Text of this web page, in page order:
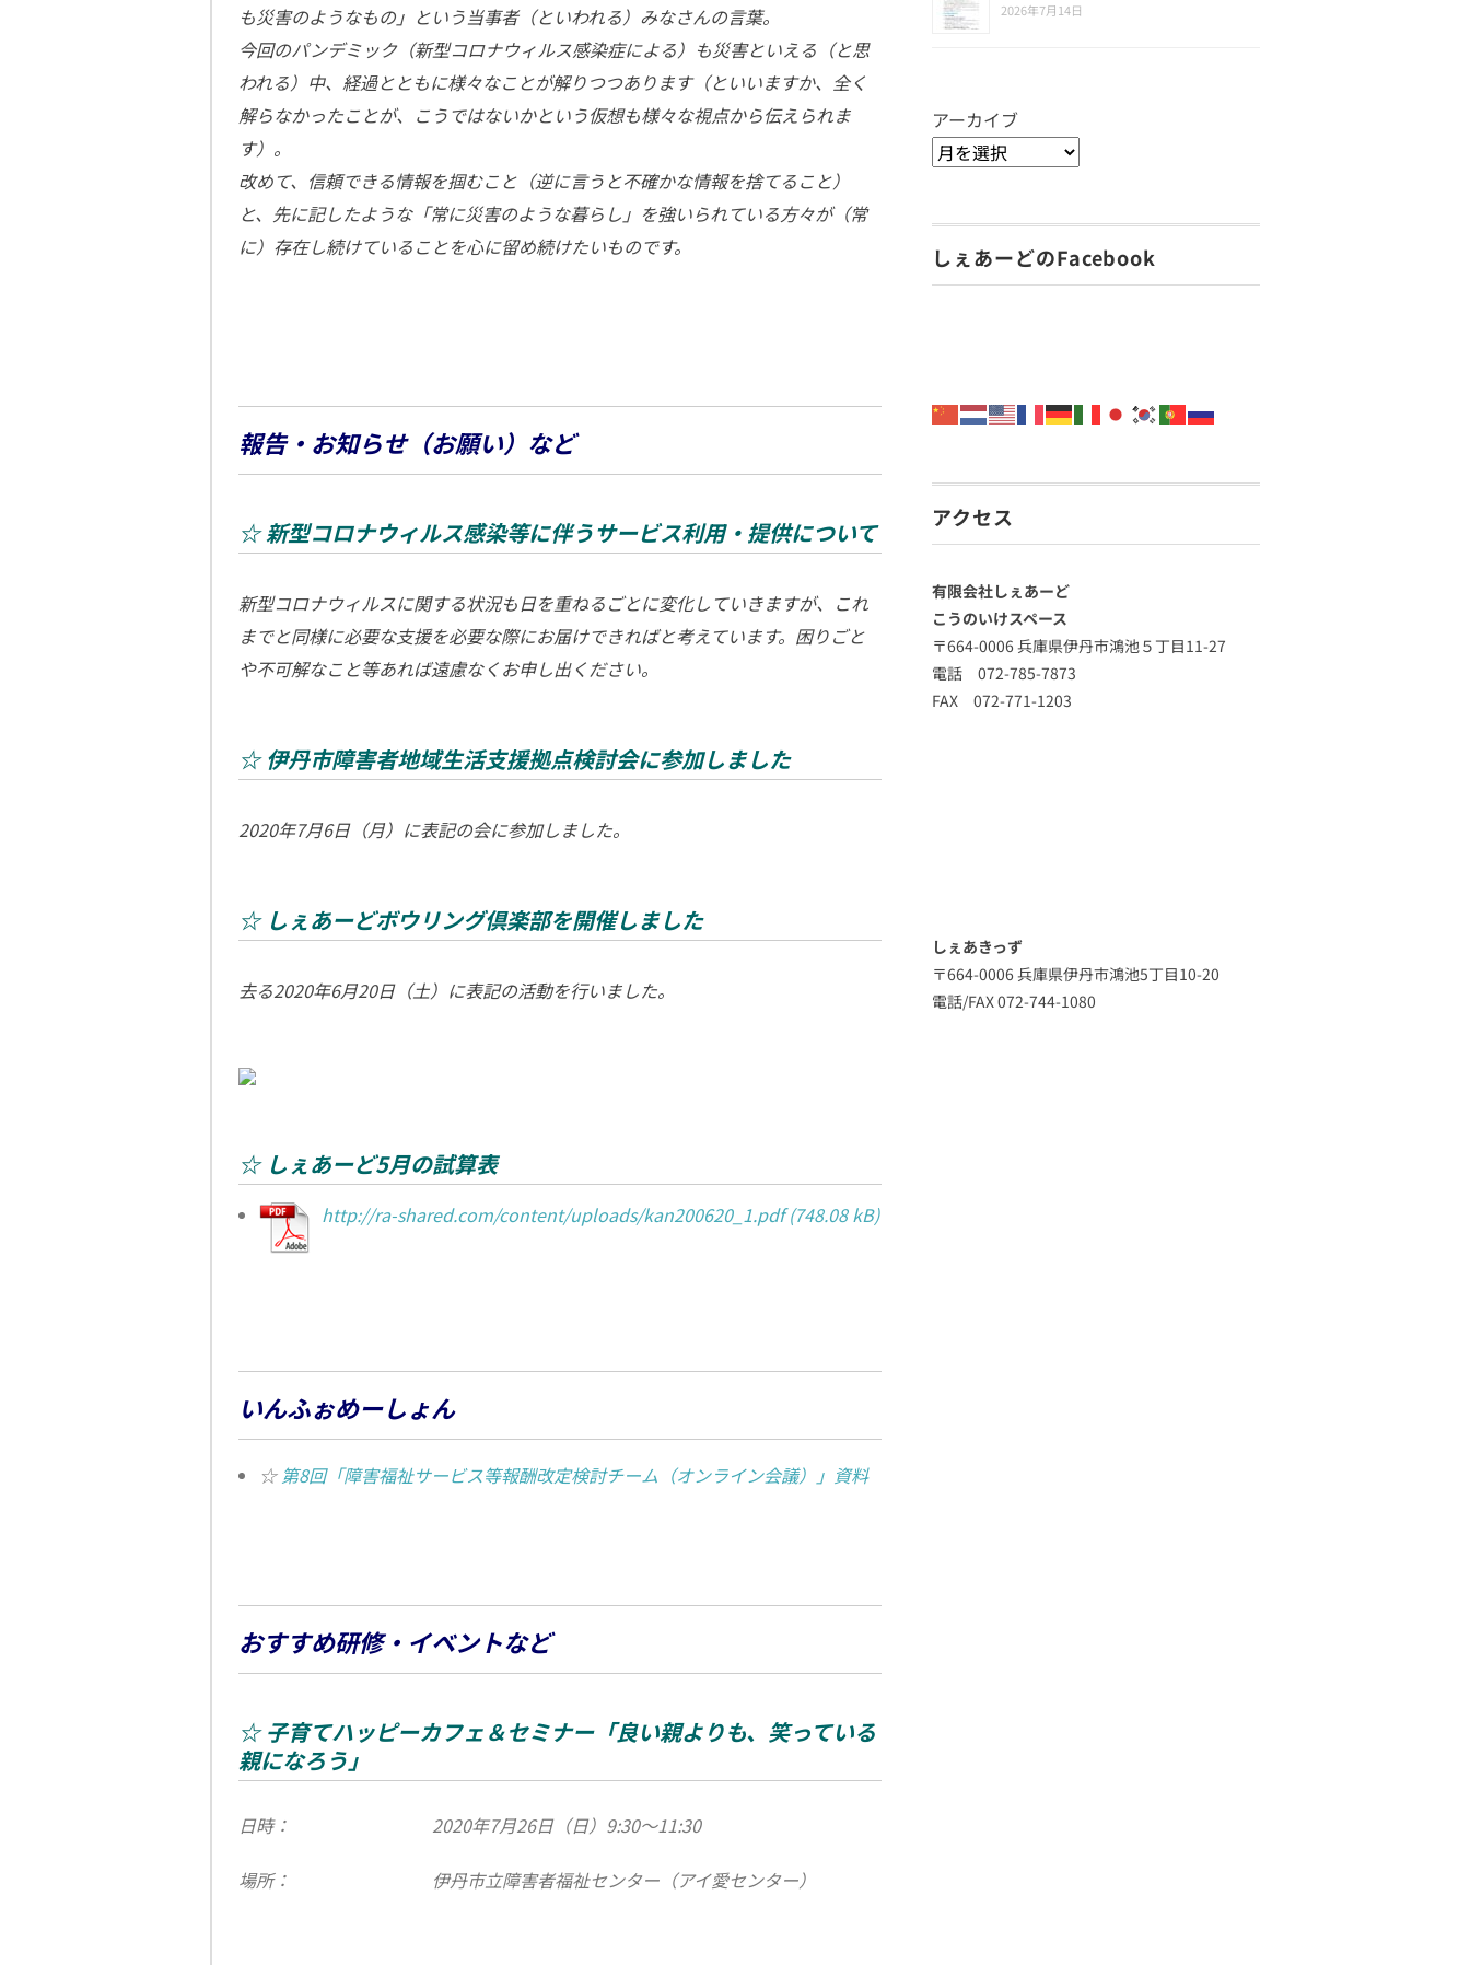
も災害のようなもの」という当事者（といわれる）みなさんの言葉。
今回のパンデミック（新型コロナウィルス感染症による）も災害といえる（と思
われる）中、経過とともに様々なことが解りつつあります（といいますか、全く
解らなかったことが、こうではないかという仮想も様々な視点から伝えられま
す）。
改めて、信頼できる情報を掴むこと（逆に言うと不確かな情報を捨てること）
と、先に記したような「常に災害のような暮らし」を強いられている方々が（常
に）存在し続けていることを心に留め続けたいものです。
報告・お知らせ（お願い）など
☆ 新型コロナウィルス感染等に伴うサービス利用・提供について
新型コロナウィルスに関する状況も日を重ねるごとに変化していきますが、これ
までと同様に必要な支援を必要な際にお届けできればと考えています。困りごと
や不可解なこと等あれば遠慮なくお申し出ください。
☆ 伊丹市障害者地域生活支援拠点検討会に参加しました
2020年7月6日（月）に表記の会に参加しました。
☆ しぇあーどボウリング倶楽部を開催しました
去る2020年6月20日（土）に表記の活動を行いました。
☆ しぇあーど5月の試算表
http://ra-shared.com/content/uploads/kan200620_1.pdf
いんふぉめーしょん
☆第8回「障害福祉サービス等報酬改定検討チーム（オンライン会議）」資料
おすすめ研修・イベントなど
☆ 子育てハッピーカフェ＆セミナー「良い親よりも、笑っている
親になろう」
日時： 2020年7月26日（日）9:30～11:30
場所： 伊丹市立障害者福祉センター（アイ愛センター）
2026年7月14日
アーカイブ
しぇあーどのFacebook
アクセス
有限会社しぇあーど
こうのいけスペース
〒664-0006 兵庫県伊丹市鴻池５丁目11-27
電話 072-785-7873
FAX 072-771-1203
しぇあきっず
〒664-0006 兵庫県伊丹市鴻池5丁目10-20
電話/FAX 072-744-1080